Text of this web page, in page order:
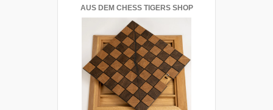
AUS DEM CHESS TIGERS SHOP